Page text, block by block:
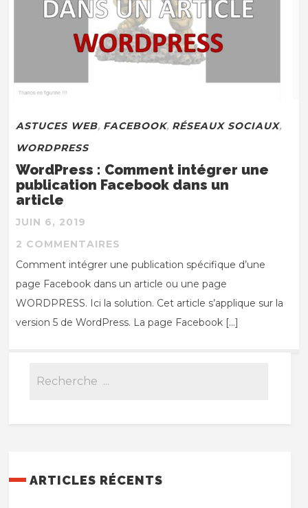
ASTUCES WEB, FACEBOOK, RÉSEAUX SOCIAUX,
WORDPRESS
WordPress : Comment intégrer une
publication Facebook dans un
article
JUIN 6, 2019
2 COMMENTAIRES
Comment intégrer une publication spécifique d’une
page Facebook dans un article ou une page
WORDPRESS. Ici la solution. Cet article s’applique sur la
version 5 de WordPress. La page Facebook […]
ARTICLES RÉCENTS